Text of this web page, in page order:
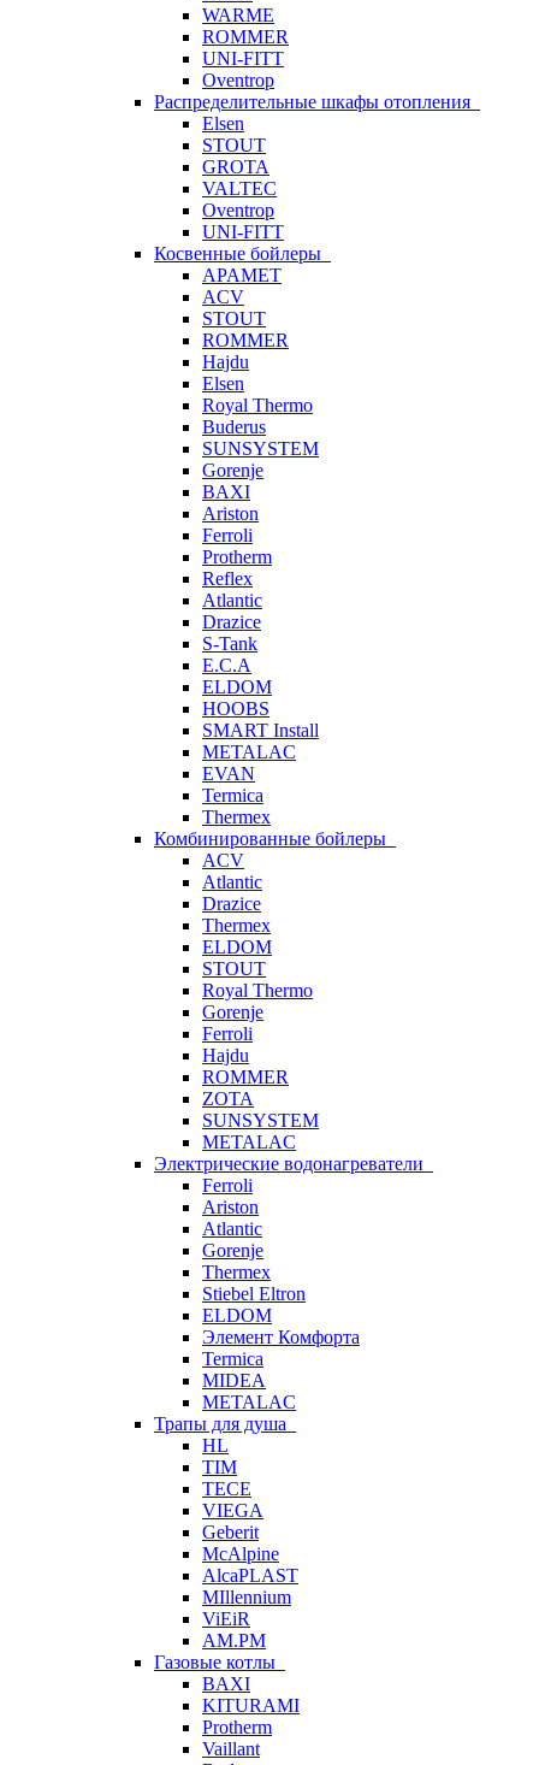
WARME
ROMMER
UNI-FITT
Oventrop
Распределительные шкафы отопления
Elsen
STOUT
GROTA
VALTEC
Oventrop
UNI-FITT
Косвенные бойлеры
APAMET
ACV
STOUT
ROMMER
Hajdu
Elsen
Royal Thermo
Buderus
SUNSYSTEM
Gorenje
BAXI
Ariston
Ferroli
Protherm
Reflex
Atlantic
Drazice
S-Tank
E.C.A
ELDOM
HOOBS
SMART Install
METALAC
EVAN
Termica
Thermex
Комбинированные бойлеры
ACV
Atlantic
Drazice
Thermex
ELDOM
STOUT
Royal Thermo
Gorenje
Ferroli
Hajdu
ROMMER
ZOTA
SUNSYSTEM
METALAC
Электрические водонагреватели
Ferroli
Ariston
Atlantic
Gorenje
Thermex
Stiebel Eltron
ELDOM
Элемент Комфорта
Termica
MIDEA
METALAC
Трапы для душа
HL
TIM
TECE
VIEGA
Geberit
McAlpine
AlcaPLAST
MIllennium
ViEiR
AM.PM
Газовые котлы
BAXI
KITURAMI
Protherm
Vaillant